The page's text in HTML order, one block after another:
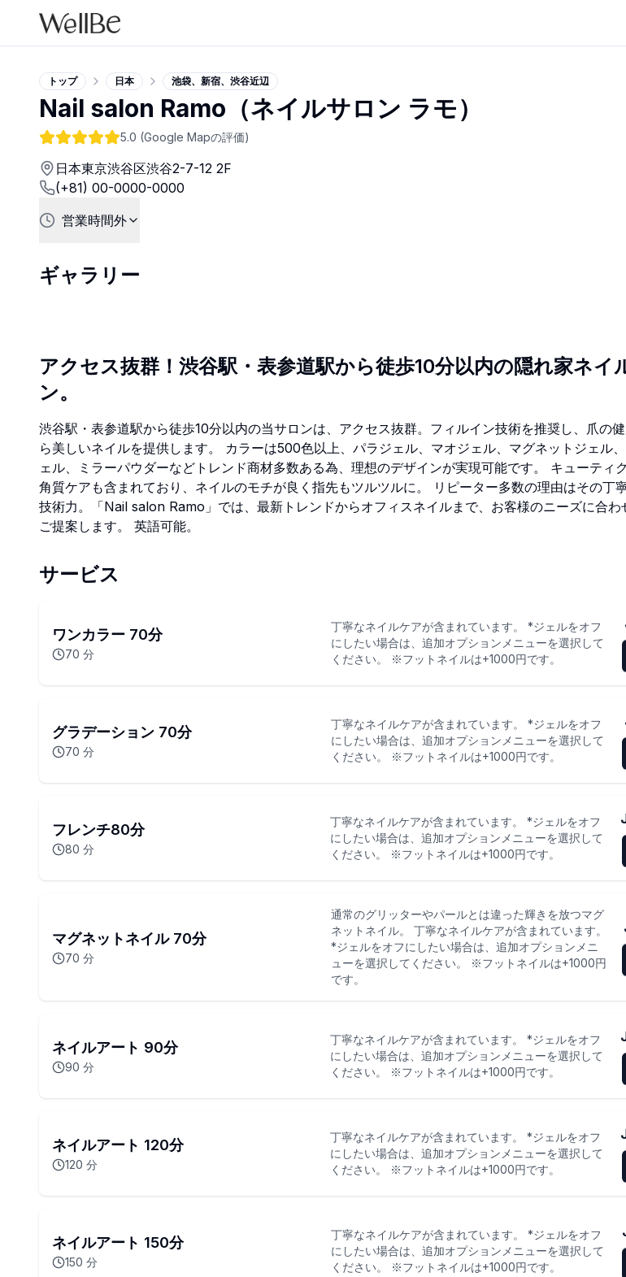
トップ 日本 池袋、新宿、渋谷近辺
Nail salon Ramo（ネイルサロン ラモ）
5.0 (Google Mapの評価)
日本東京渋谷区渋谷2-7-12 2F
(+81) 00-0000-0000
営業時間外
ギャラリー
アクセス抜群！渋谷駅・表参道駅から徒歩10分以内の隠れ家ネイ
ン。
渋谷駅・表参道駅から徒歩10分以内の当サロンは、アクセス抜群。フィルイン技術を推奨し、爪の
ら美しいネイルを提供します。 カラーは500色以上、パラジェル、マオジェル、マグネットジェル
ェル、ミラーパウダーなどトレンド商材多数ある為、理想のデザインが実現可能です。 キューティ
角質ケアも含まれており、ネイルのモチが良く指先もツルツルに。 リピーター多数の理由はその丁
技術力。「Nail salon Ramo」では、最新トレンドからオフィスネイルまで、お客様のニーズに合わ
ご提案します。 英語可能。
サービス
ワンカラー 70分
70 分
丁寧なネイルケアが含まれています。 *ジェルをオフ
にしたい場合は、追加オプションメニューを選択して
ください。 ※フットネイルは+1000円です。
グラデーション 70分
70 分
丁寧なネイルケアが含まれています。 *ジェルをオフ
にしたい場合は、追加オプションメニューを選択して
ください。 ※フットネイルは+1000円です。
フレンチ80分
80 分
丁寧なネイルケアが含まれています。 *ジェルをオフ
にしたい場合は、追加オプションメニューを選択して
ください。 ※フットネイルは+1000円です。
マグネットネイル 70分
70 分
通常のグリッターやパールとは違った輝きを放つマグ
ネットネイル。 丁寧なネイルケアが含まれています。
*ジェルをオフにしたい場合は、追加オプションメニ
ューを選択してください。 ※フットネイルは+1000円
です。
ネイルアート 90分
90 分
丁寧なネイルケアが含まれています。 *ジェルをオフ
にしたい場合は、追加オプションメニューを選択して
ください。 ※フットネイルは+1000円です。
ネイルアート 120分
120 分
丁寧なネイルケアが含まれています。 *ジェルをオフ
にしたい場合は、追加オプションメニューを選択して
ください。 ※フットネイルは+1000円です。
ネイルアート 150分
150 分
丁寧なネイルケアが含まれています。 *ジェルをオフ
にしたい場合は、追加オプションメニューを選択して
ください。 ※フットネイルは+1000円です。